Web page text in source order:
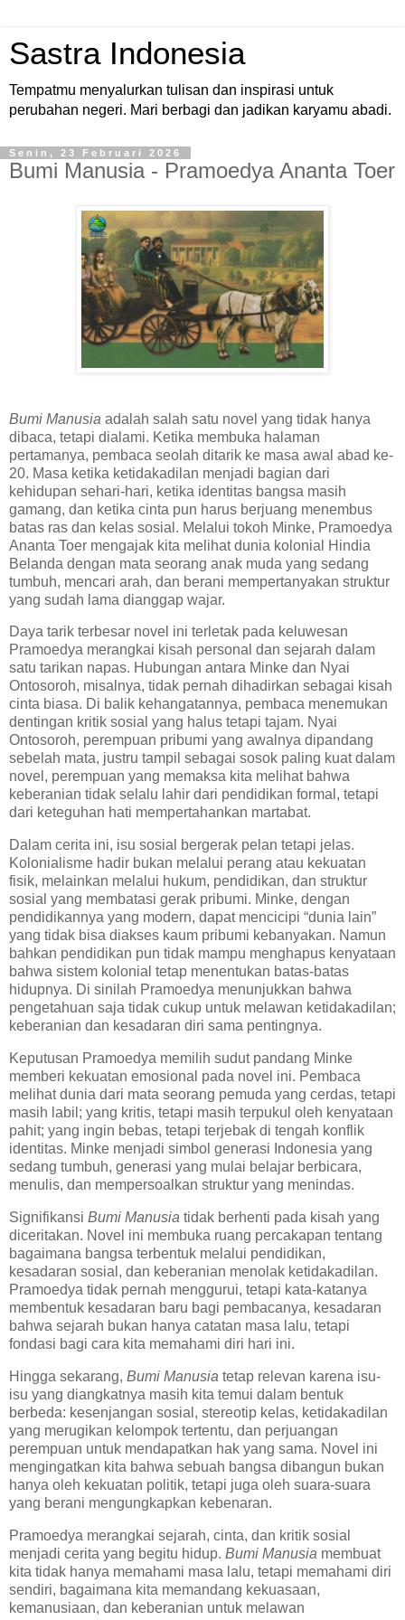
Sastra Indonesia
Tempatmu menyalurkan tulisan dan inspirasi untuk
perubahan negeri. Mari berbagi dan jadikan karyamu abadi.
Senin, 23 Februari 2026
Bumi Manusia - Pramoedya Ananta Toer
Bumi Manusia adalah salah satu novel yang tidak hanya
dibaca, tetapi dialami. Ketika membuka halaman
pertamanya, pembaca seolah ditarik ke masa awal abad ke-
20. Masa ketika ketidakadilan menjadi bagian dari
kehidupan sehari-hari, ketika identitas bangsa masih
gamang, dan ketika cinta pun harus berjuang menembus
batas ras dan kelas sosial. Melalui tokoh Minke, Pramoedya
Ananta Toer mengajak kita melihat dunia kolonial Hindia
Belanda dengan mata seorang anak muda yang sedang
tumbuh, mencari arah, dan berani mempertanyakan struktur
yang sudah lama dianggap wajar.
Daya tarik terbesar novel ini terletak pada keluwesan
Pramoedya merangkai kisah personal dan sejarah dalam
satu tarikan napas. Hubungan antara Minke dan Nyai
Ontosoroh, misalnya, tidak pernah dihadirkan sebagai kisah
cinta biasa. Di balik kehangatannya, pembaca menemukan
dentingan kritik sosial yang halus tetapi tajam. Nyai
Ontosoroh, perempuan pribumi yang awalnya dipandang
sebelah mata, justru tampil sebagai sosok paling kuat dalam
novel, perempuan yang memaksa kita melihat bahwa
keberanian tidak selalu lahir dari pendidikan formal, tetapi
dari keteguhan hati mempertahankan martabat.
Dalam cerita ini, isu sosial bergerak pelan tetapi jelas.
Kolonialisme hadir bukan melalui perang atau kekuatan
fisik, melainkan melalui hukum, pendidikan, dan struktur
sosial yang membatasi gerak pribumi. Minke, dengan
pendidikannya yang modern, dapat mencicipi “dunia lain”
yang tidak bisa diakses kaum pribumi kebanyakan. Namun
bahkan pendidikan pun tidak mampu menghapus kenyataan
bahwa sistem kolonial tetap menentukan batas-batas
hidupnya. Di sinilah Pramoedya menunjukkan bahwa
pengetahuan saja tidak cukup untuk melawan ketidakadilan;
keberanian dan kesadaran diri sama pentingnya.
Keputusan Pramoedya memilih sudut pandang Minke
memberi kekuatan emosional pada novel ini. Pembaca
melihat dunia dari mata seorang pemuda yang cerdas, tetapi
masih labil; yang kritis, tetapi masih terpukul oleh kenyataan
pahit; yang ingin bebas, tetapi terjebak di tengah konflik
identitas. Minke menjadi simbol generasi Indonesia yang
sedang tumbuh, generasi yang mulai belajar berbicara,
menulis, dan mempersoalkan struktur yang menindas.
Signifikansi Bumi Manusia tidak berhenti pada kisah yang
diceritakan. Novel ini membuka ruang percakapan tentang
bagaimana bangsa terbentuk melalui pendidikan,
kesadaran sosial, dan keberanian menolak ketidakadilan.
Pramoedya tidak pernah menggurui, tetapi kata-katanya
membentuk kesadaran baru bagi pembacanya, kesadaran
bahwa sejarah bukan hanya catatan masa lalu, tetapi
fondasi bagi cara kita memahami diri hari ini.
Hingga sekarang, Bumi Manusia tetap relevan karena isu-
isu yang diangkatnya masih kita temui dalam bentuk
berbeda: kesenjangan sosial, stereotip kelas, ketidakadilan
yang merugikan kelompok tertentu, dan perjuangan
perempuan untuk mendapatkan hak yang sama. Novel ini
mengingatkan kita bahwa sebuah bangsa dibangun bukan
hanya oleh kekuatan politik, tetapi juga oleh suara-suara
yang berani mengungkapkan kebenaran.
Pramoedya merangkai sejarah, cinta, dan kritik sosial
menjadi cerita yang begitu hidup. Bumi Manusia membuat
kita tidak hanya memahami masa lalu, tetapi memahami diri
sendiri, bagaimana kita memandang kekuasaan,
kemanusiaan, dan keberanian untuk melawan